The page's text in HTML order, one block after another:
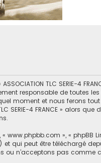
TLC SERIE-4
responsable de toutes
moment et nous ferons
SERIE-4 FRANCE » alors
www.phpbb.com », « phpBB
et qui peut être téléchargé
ou n’acceptons pas comme